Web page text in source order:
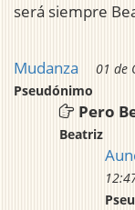
será siempre
Mudanza
01 de
Pseudónimo
Pero
Beatriz